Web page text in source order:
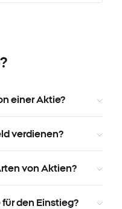
einer Aktie?
verdienen?
von Aktien?
den Einstieg?